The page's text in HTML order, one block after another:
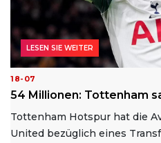
18-07
54 Millionen: Tottenham
Tottenham Hotspur hat die
United bezüglich eines
LESEN SIE WEITER